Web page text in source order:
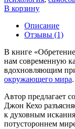
В корзину
Описание
Отзывы (1)
В книге
нам современную
вдохновляющим
окружающего мира.
Автор предлагает
Джон Кехо
к духовным
потустороннем